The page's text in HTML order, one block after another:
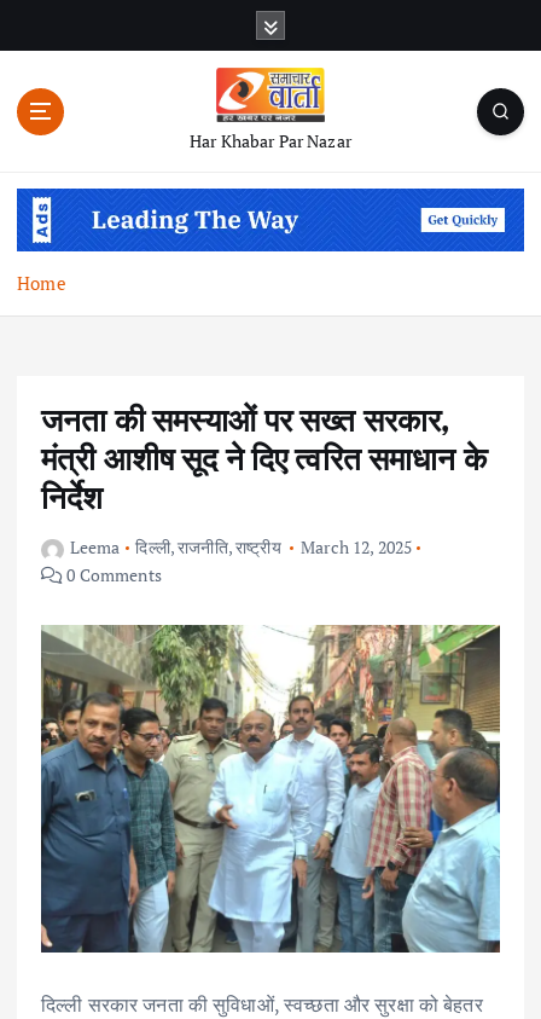
n
Har Khabar Par Nazar
Home
जनता की समस्याओं पर सख्त सरकार,
मंत्री आशीष सूद ने दिए त्वरित समाधान के
निर्देश
Leema दिल्ली,राजनीति,राष्ट्रीय
March 12, 2025
0 Comments
दिल्ली सरकार जनता की सुविधाओं, स्वच्छता और सुरक्षा को बेहतर